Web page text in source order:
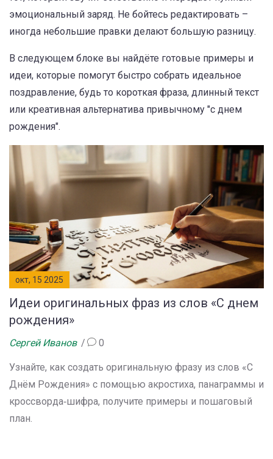
эмоциональный заряд. Не бойтесь редактировать –
иногда небольшие правки делают большую разницу.
В следующем блоке вы найдёте готовые примеры и
идеи, которые помогут быстро собрать идеальное
поздравление, будь то короткая фраза, длинный текст
или креативная альтернатива привычному "с днем
рождения".
окт, 15 2025
Идеи оригинальных фраз из слов «С днем
рождения»
Сергей Иванов 0
Узнайте, как создать оригинальную фразу из слов «С
Днём Рождения» с помощью акростиха, панаграммы и
кроссворда‑шифра, получите примеры и пошаговый
план.